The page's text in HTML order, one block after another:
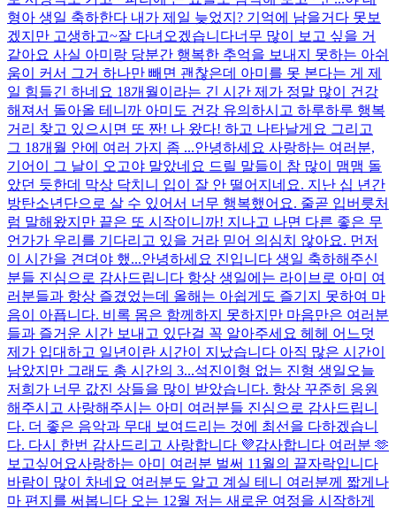
형아 생일 축하한다 내가 제일 늦었지? 기억에 남을거다 못보
겠지만 고생하고~잘 다녀오겠습니다너무 많이 보고 싶을 거
같아요 사실 아미랑 당분간 행복한 추억을 보내지 못하는 아쉬
움이 커서 그거 하나만 빼면 괜찮은데 아미를 못 본다는 게 제
일 힘들긴 하네요 18개월이라는 긴 시간 제가 정말 많이 건강
해져서 돌아올 테니까 아미도 건강 유의하시고 하루하루 행복
거리 찾고 있으시면 또 짠! 나 왔다! 하고 나타날게요 그리고
그 18개월 안에 여러 가지 좀 ...안녕하세요 사랑하는 여러분,
기어이 그 날이 오고야 말았네요 드릴 말들이 참 많이 맴맴 돌
았던 듯한데 막상 닥치니 입이 잘 안 떨어지네요. 지난 십 년간
방탄소년단으로 살 수 있어서 너무 행복했어요. 줄곧 입버릇처
럼 말해왔지만 끝은 또 시작이니까! 지나고 나면 다른 좋은 무
언가가 우리를 기다리고 있을 거라 믿어 의심치 않아요. 먼저
이 시간을 견뎌야 했...안녕하세요 진입니다 생일 축하해주신
분들 진심으로 감사드립니다 항상 생일에는 라이브로 아미 여
러분들과 항상 즐겼었는데 올해는 아쉽게도 즐기지 못하여 마
음이 아픕니다. 비록 몸은 함께하지 못하지만 마음만은 여러분
들과 즐거운 시간 보내고 있단걸 꼭 알아주세요 헤헤 어느덧
제가 입대하고 일년이란 시간이 지났습니다 아직 많은 시간이
남았지만 그래도 총 시간의 3...석진이형 없는 진형 생일 오늘
저희가 너무 값진 상들을 많이 받았습니다. 항상 꾸준히 응원
해주시고 사랑해주시는 아미 여러분들 진심으로 감사드립니
다. 더 좋은 음악과 무대 보여드리는 것에 최선을 다하겠습니
다. 다시 한번 감사드리고 사랑합니다 💜감사합니다 여러분 🫶
보고싶어요사랑하는 아미 여러분 벌써 11월의 끝자락입니다
바람이 많이 차네요 여러분도 알고 계실 테니 여러분께 짧게나
마 편지를 써봅니다 오는 12월 저는 새로운 여정을 시작하게